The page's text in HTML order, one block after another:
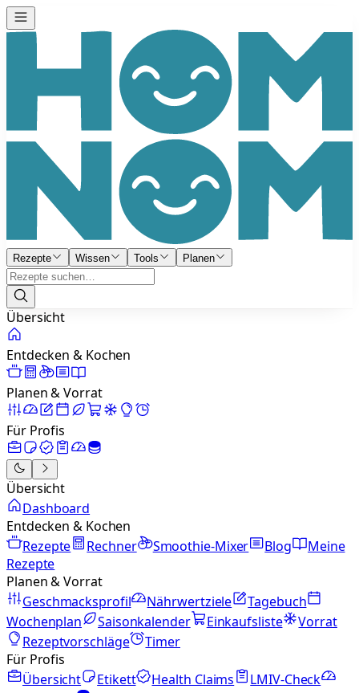
Rezepte Wissen Tools Planen
Übersicht
Entdecken & Kochen
Planen & Vorrat
Für Profis
Übersicht
Dashboard
Entdecken & Kochen
Rezepte
Rechner Smoothie-Mixer Blog
Meine
Rezepte
Planen & Vorrat
Geschmacksprofil
Nährwertziele
Tagebuch
Wochenplan
Saisonkalender Einkaufsliste
Vorrat
Rezeptvorschläge
Timer
Für Profis
Übersicht
Etikett Health Claims
LMIV-Check